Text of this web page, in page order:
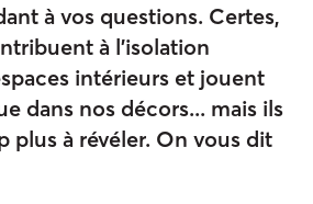
à vos questions. Certes,
à l’isolation
intérieurs et jouent
dans nos décors... mais ils
plus à révéler. On vous dit